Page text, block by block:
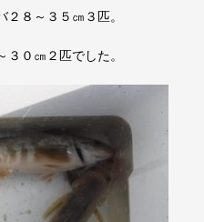
８～３５㎝３匹。
０㎝２匹でした。